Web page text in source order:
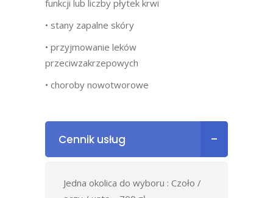
funkcji lub liczby płytek krwi
• stany zapalne skóry
• przyjmowanie leków
przeciwzakrzepowych
• choroby nowotworowe
Cennik usług
Jedna okolica do wyboru : Czoło /